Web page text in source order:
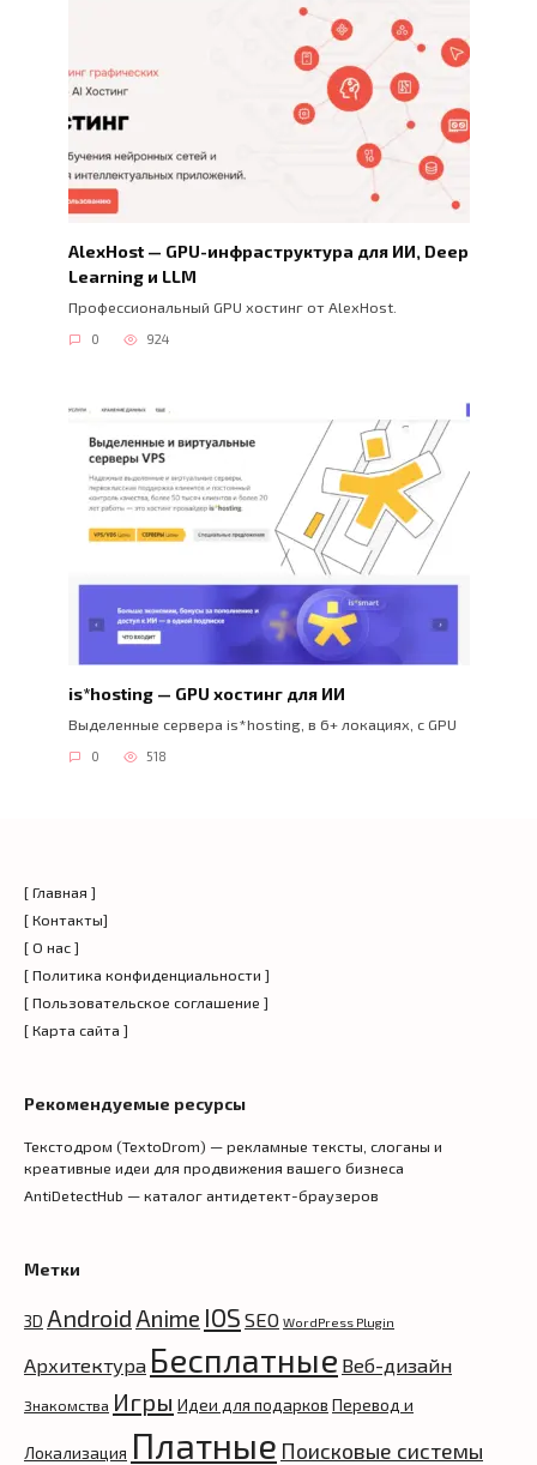
AlexHost — GPU-инфраструктура для ИИ, Deep
Learning и LLM
Профессиональный GPU хостинг от AlexHost.
0 924
is*hosting — GPU хостинг для ИИ
Выделенные сервера is*hosting, в 6+ локациях, с GPU
0 518
[ Главная ]
[ Контакты]
[ О нас ]
[ Политика конфиденциальности ]
[ Пользовательское соглашение ]
[ Карта сайта ]
Рекомендуемые ресурсы
Текстодром (TextoDrom) — рекламные тексты, слоганы и
креативные идеи для продвижения вашего бизнеса
AntiDetectHub — каталог антидетект-браузеров
Метки
3D Android Anime IOS SEO WordPress Plugin
Архитектура Бесплатные Веб-дизайн
Знакомства Игры Идеи для подарков Перевод и
Локализация Платные Поисковые системы